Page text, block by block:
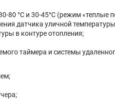
80 °С и 30-45°С (режим «теплые
датчика уличной
в контуре отопления;
таймера и системы